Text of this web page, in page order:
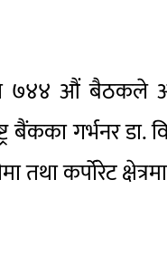
औं बैठकले
बैंकका गर्भनर
तथा कर्पोरेट